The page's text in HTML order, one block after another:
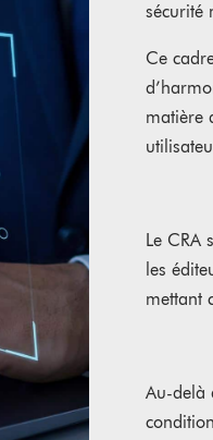
sécurité
Ce
matière
Le CRA
les
mettant
Au-delà